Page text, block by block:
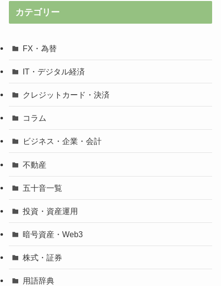
カテゴリー
FX・為替
IT・デジタル経済
クレジットカード・決済
コラム
ビジネス・企業・会計
不動産
五十音一覧
投資・資産運用
暗号資産・Web3
株式・証券
用語辞典